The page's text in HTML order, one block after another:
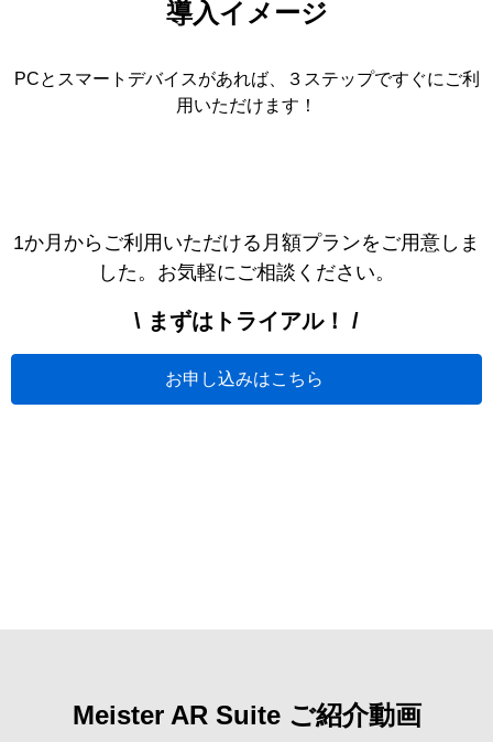
導入イメージ
PCとスマートデバイスがあれば、３ステップですぐにご利
用いただけます！
1か月からご利用いただける月額プランをご用意しま
した。お気軽にご相談ください。
\ まずはトライアル！ /
お申し込みはこちら
Meister AR Suite ご紹介動画